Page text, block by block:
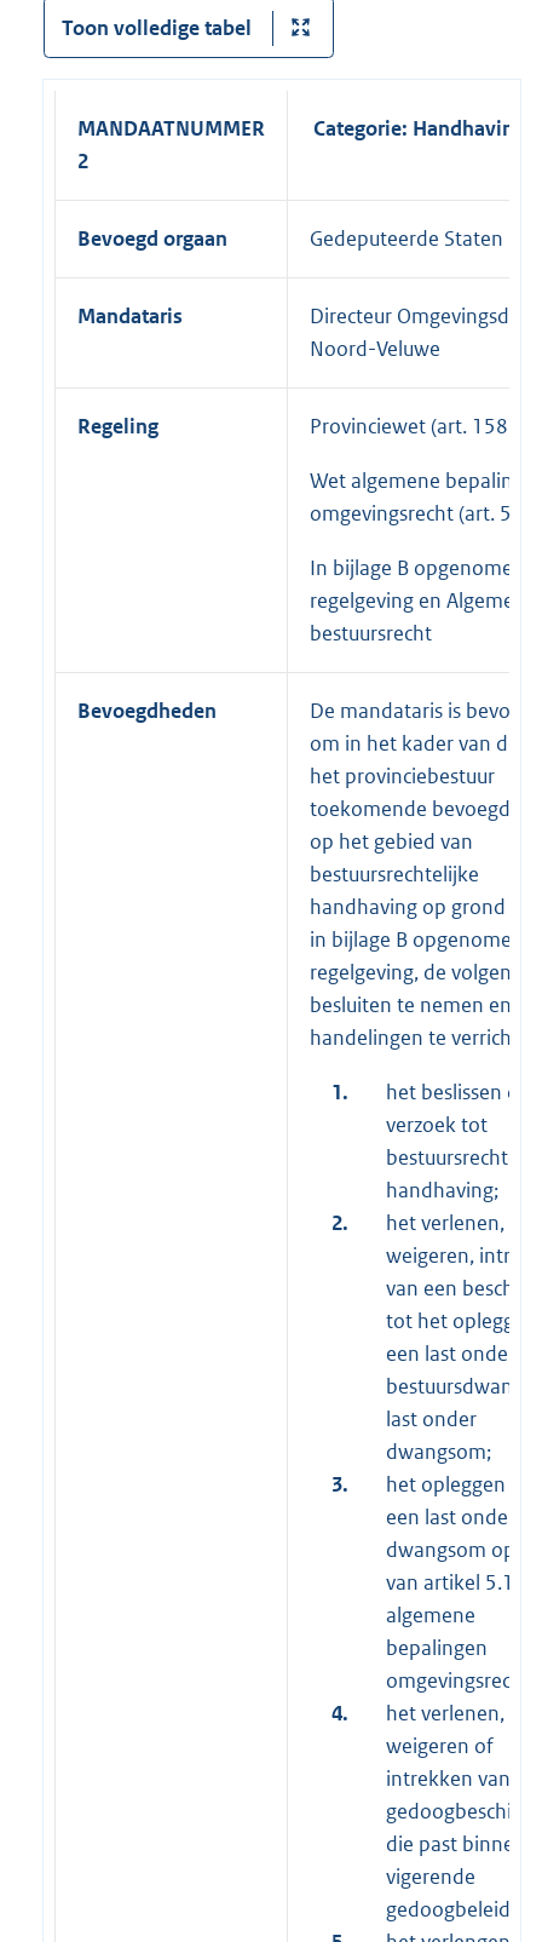
Toon volledige tabel
MANDAATNUMMER
2
Categorie: Handhaving
Bevoegd orgaan Gedeputeerde Staten
Mandataris
Directeur
Noord-Veluwe
Regeling Provinciewet (art. 158,
Wet algemene
omgevingsrecht (art.
In bijlage B opgenomen
regelgeving en
bestuursrecht
Bevoegdheden
De mandataris is
om in het kader van de
het provinciebestuur
toekomende
op het gebied van
bestuursrechtelijke
handhaving op grond
in bijlage B opgenomen
regelgeving, de volgende
besluiten te nemen en
handelingen te
1.
het beslissen op
verzoek tot
handhaving;
2.
het verlenen,
weigeren,
van een
tot het opleggen
een last onder
bestuursdwang
last onder
dwangsom;
3.
het opleggen van
een last onder
dwangsom op
van artikel 5.14
algemene
bepalingen
omgevingsrecht;
4.
het verlenen,
weigeren of
intrekken van
die past binnen
vigerende